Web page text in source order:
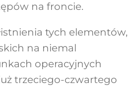
na froncie.
tych elementów,
na niemal
operacyjnych
trzeciego-czwartego